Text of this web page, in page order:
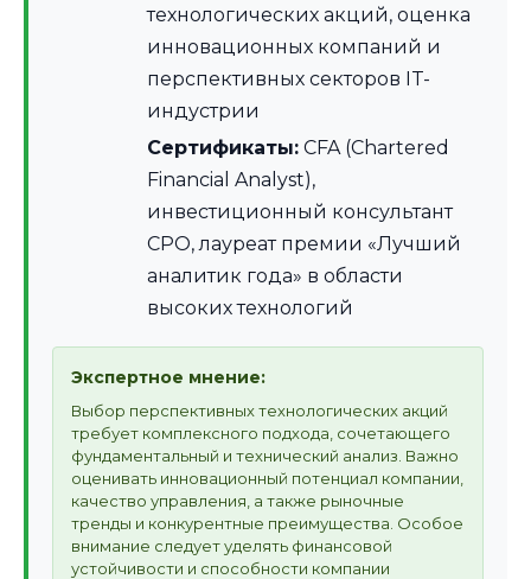
технологических акций, оценка
инновационных компаний и
перспективных секторов IT-
индустрии
Сертификаты: CFA (Chartered
Financial Analyst),
инвестиционный консультант
СРО, лауреат премии «Лучший
аналитик года» в области
высоких технологий
Экспертное мнение:
Выбор перспективных технологических акций
требует комплексного подхода, сочетающего
фундаментальный и технический анализ. Важно
оценивать инновационный потенциал компании,
качество управления, а также рыночные
тренды и конкурентные преимущества. Особое
внимание следует уделять финансовой
устойчивости и способности компании